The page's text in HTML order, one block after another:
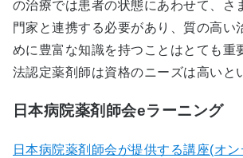
の治療では患者の状態にあわせて、さ
門家と連携する必要があり、質の高い
めに豊富な知識を持つことはとても重
法認定薬剤師は資格のニーズは高いと
日本病院薬剤師会eラーニング
日本病院薬剤師会が提供する講座(オ